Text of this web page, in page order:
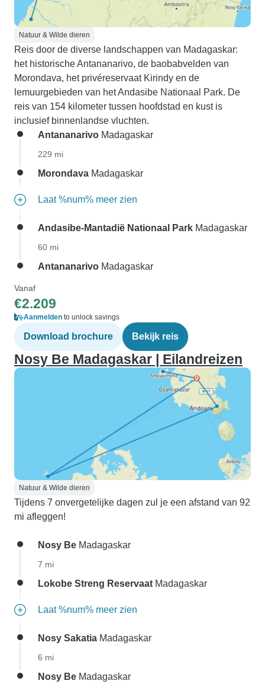
Natuur & Wilde dieren
Reis door de diverse landschappen van Madagaskar:
het historische Antananarivo, de baobabvelden van
Morondava, het privéreservaat Kirindy en de
lemuurgebieden van het Andasibe Nationaal Park. De
reis van 154 kilometer tussen hoofdstad en kust is
inclusief binnenlandse vluchten.
Antananarivo Madagaskar
229 mi
Morondava Madagaskar
Laat %num% meer zien
Andasibe-Mantadië Nationaal Park Madagaskar
60 mi
Antananarivo Madagaskar
Vanaf
€2.209
Aanmelden to unlock savings
Download brochure Bekijk reis
Nosy Be Madagaskar | Eilandreizen
Natuur & Wilde dieren
Tijdens 7 onvergetelijke dagen zul je een afstand van 92
mi afleggen!
Nosy Be Madagaskar
7 mi
Lokobe Streng Reservaat Madagaskar
Laat %num% meer zien
Nosy Sakatia Madagaskar
6 mi
Nosy Be Madagaskar